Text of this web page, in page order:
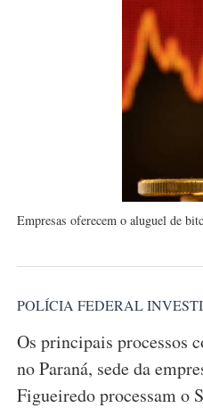
Empresas oferecem o aluguel de
O
L
A
POLÍCIA FEDERAL
Os principais processos
no Paraná, sede da
Figueiredo processam o